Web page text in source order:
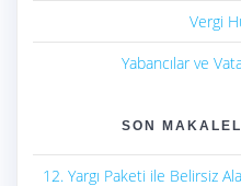
Vergi
Yabancılar ve
SON
12. Yargı Paketi ile Belirsiz